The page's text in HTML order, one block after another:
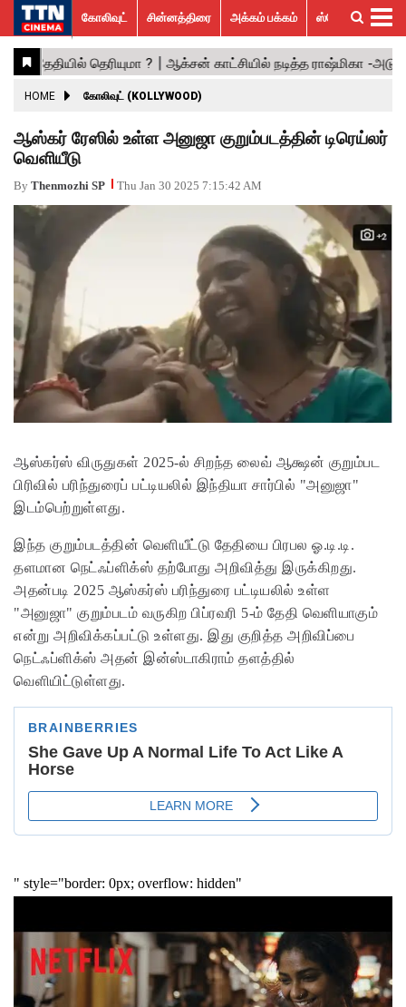
கோலிவுட்
சின்னத்திரை
பாலிவுட்
ஹாலிவுட்
அக்கம்
பக்கம்
ஸ்பெஷல்
ஸ்டோரீஸ்
விமர்சனம்
GALLERY
ACTRESS
ACTORS
MOVIESTILLS
EVENTS
VIDEOS
What’s
Hot
Trending
News
கோலிவுட் சின்னத்திரை அக்கம் பக்கம் ஸ்பெஷல் ஸ்டோரீஸ்
HOME கோலிவுட் (KOLLYWOOD)
ஆஸ்கர் ரேஸில் உள்ள அனுஜா குறும்படத்தின் டிரெய்லர்
வெளியீடு
By Thenmozhi SP Thu Jan 30 2025 7:15:42 AM
ஆஸ்கர்ஸ் விருதுகள் 2025-ல் சிறந்த லைவ் ஆக்ஷன் குறும்பட
பிரிவில் பரிந்துரைப் பட்டியலில் இந்தியா சார்பில் "அனுஜா"
இடம்பெற்றுள்ளது.
இந்த குறும்படத்தின் வெளியீட்டு தேதியை பிரபல ஓ.டி.டி.
தளமான நெட்ஃப்ளிக்ஸ் தற்போது அறிவித்து இருக்கிறது.
அதன்படி 2025 ஆஸ்கர்ஸ் பரிந்துரை பட்டியலில் உள்ள
"அனுஜா" குறும்படம் வருகிற பிப்ரவரி 5-ம் தேதி வெளியாகும்
என்று அறிவிக்கப்பட்டு உள்ளது. இது குறித்த அறிவிப்பை
நெட்ஃப்ளிக்ஸ் அதன் இன்ஸ்டாகிராம் தளத்தில்
வெளியிட்டுள்ளது.